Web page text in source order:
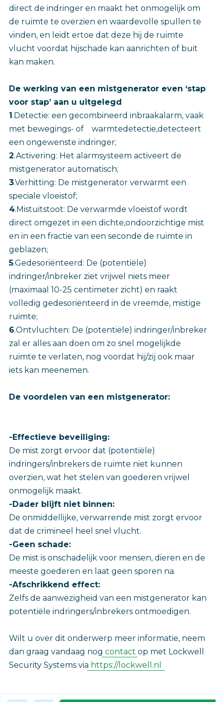
direct de indringer en maakt het onmogelijk om
de ruimte te overzien en waardevolle spullen te
vinden, en leidt ertoe dat deze hij de ruimte
vlucht voordat hijschade kan aanrichten of buit
kan maken.
De werking van een mistgenerator even ‘stap
voor stap’ aan u uitgelegd
1.Detectie: een gecombineerd inbraakalarm, vaak
met bewegings- of warmtedetectie,detecteert
een ongewenste indringer;
2.Activering: Het alarmsysteem activeert de
mistgenerator automatisch;
3.Verhitting: De mistgenerator verwarmt een
speciale vloeistof;
4.Mistuitstoot: De verwarmde vloeistof wordt
direct omgezet in een dichte,ondoorzichtige mist
en in een fractie van een seconde de ruimte in
geblazen;
5.Gedesoriënteerd: De (potentiële)
indringer/inbreker ziet vrijwel niets meer
(maximaal 10-25 centimeter zicht) en raakt
volledig gedesoriënteerd in de vreemde, mistige
ruimte;
6.Ontvluchten: De (potentiële) indringer/inbreker
zal er alles aan doen om zo snel mogelijkde
ruimte te verlaten, nog voordat hij/zij ook maar
iets kan meenemen.
De voordelen van een mistgenerator:
-Effectieve beveiliging:
De mist zorgt ervoor dat (potentiële)
indringers/inbrekers de ruimte niet kunnen
overzien, wat het stelen van goederen vrijwel
onmogelijk maakt.
-Dader blijft niet binnen:
De onmiddellijke, verwarrende mist zorgt ervoor
dat de crimineel heel snel vlucht.
-Geen schade:
De mist is onschadelijk voor mensen, dieren en de
meeste goederen en laat geen sporen na.
-Afschrikkend effect:
Zelfs de aanwezigheid van een mistgenerator kan
potentiële indringers/inbrekers ontmoedigen.
Wilt u over dit onderwerp meer informatie, neem
dan graag vandaag nog contact op met Lockwell
Security Systems via https://lockwell.nl